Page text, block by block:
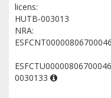
licens:
HUTB-003013
NRA:
0030133